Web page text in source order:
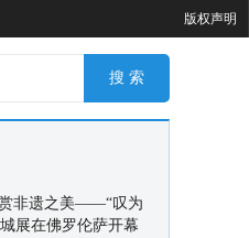
版权声明
非遗之美——“叹为
展在佛罗伦萨开幕